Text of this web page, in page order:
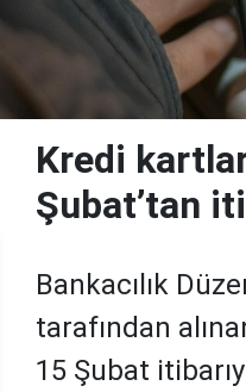
Kredi
Şubat’tan
Bankacılık
tarafından
15 Şubat